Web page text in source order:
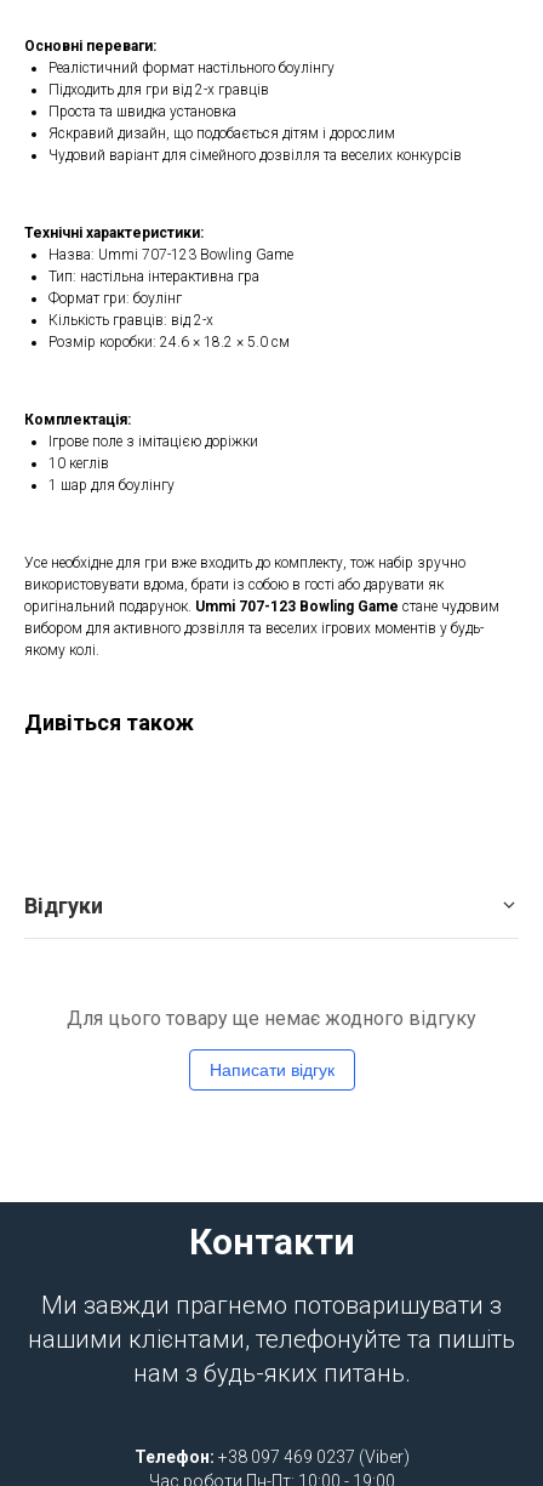
Основні переваги:
Реалістичний формат настільного боулінгу
Підходить для гри від 2-х гравців
Проста та швидка установка
Яскравий дизайн, що подобається дітям і дорослим
Чудовий варіант для сімейного дозвілля та веселих конкурсів
Технічні характеристики:
Назва: Ummi 707-123 Bowling Game
Тип: настільна інтерактивна гра
Формат гри: боулінг
Кількість гравців: від 2-х
Розмір коробки: 24.6 × 18.2 × 5.0 см
Комплектація:
Ігрове поле з імітацією доріжки
10 кеглів
1 шар для боулінгу
Усе необхідне для гри вже входить до комплекту, тож набір зручно
використовувати вдома, брати із собою в гості або дарувати як
оригінальний подарунок. Ummi 707-123 Bowling Game стане чудовим
вибором для активного дозвілля та веселих ігрових моментів у будь-
якому колі.
Дивіться також
Відгуки
Для цього товару ще немає жодного відгуку
Написати відгук
Контакти
Ми завжди прагнемо потоваришувати з
нашими клієнтами, телефонуйте та пишіть
нам з будь-яких питань.
Телефон: +38 097 469 0237 (Viber)
Час роботи Пн-Пт: 10:00 - 19:00